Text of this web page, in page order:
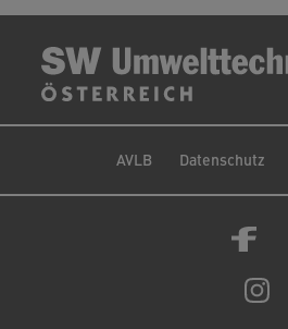
AVLB Datenschutz